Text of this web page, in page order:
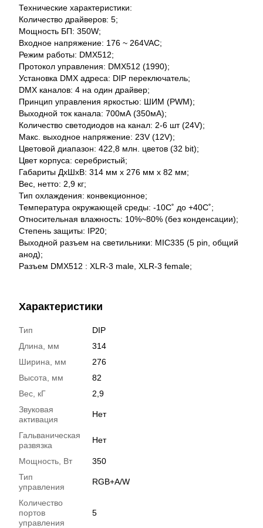
Технические характеристики:
Количество драйверов: 5;
Мощность БП: 350W;
Входное напряжение: 176 ~ 264VAC;
Режим работы: DMX512;
Протокол управления: DMX512 (1990);
Установка DMX адреса: DIP переключатель;
DMX каналов: 4 на один драйвер;
Принцип управления яркостью: ШИМ (PWM);
Выходной ток канала: 700мА (350мА);
Количество светодиодов на канал: 2-6 шт (24V);
Макс. выходное напряжение: 23V (12V);
Цветовой диапазон: 422,8 млн. цветов (32 bit);
Цвет корпуса: серебристый;
Габариты ДхШхВ: 314 мм х 276 мм х 82 мм;
Вес, нетто: 2,9 кг;
Тип охлаждения: конвекционное;
Температура окружающей среды: -10С˚ до +40С˚;
Относительная влажность: 10%~80% (без конденсации);
Степень защиты: IP20;
Выходной разъем на светильники: MIC335 (5 pin, общий
анод);
Разъем DMX512 : XLR-3 male, XLR-3 female;
Характеристики
Тип
DIP
Длина, мм
314
Ширина, мм
276
Высота, мм
82
Вес, кГ
2,9
Звуковая
активация
Нет
Гальваническая
развязка
Нет
Мощность, Вт
350
Тип
управления
RGB+A/W
Количество
портов
управления
5